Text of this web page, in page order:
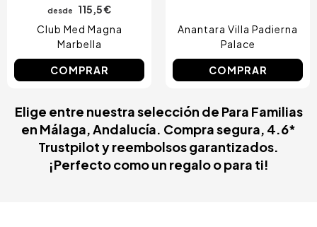
desde
115,5 €
Club Med Magna
Marbella
COMPRAR
Anantara Villa Padierna
Palace
COMPRAR
Elige entre nuestra selección de Para Familias
en Málaga, Andalucía. Compra segura, 4.6*
Trustpilot y reembolsos garantizados.
¡Perfecto como un regalo o para ti!